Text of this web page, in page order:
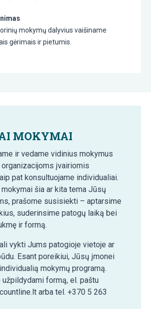
mokymų dalyvius vaišiname
gėrimais ir pietumis.
MOKYMAI
ir vedame vidinius mokymus
įvairiomis
pat konsultuojame individualiai.
šia ar kita tema Jūsų
prašome susisiekti – aptarsime
suderinsime patogų laiką bei
ir formą.
vykti Jums patogioje vietoje ar
Esant poreikiui, Jūsų įmonei
mokymų programą.
formą, el. paštu
arba tel. +370 5 263